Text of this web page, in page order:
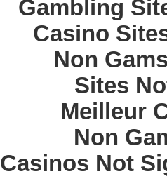
Gambling
Casino
Non
Sites
Meilleur
Non
Casinos Not